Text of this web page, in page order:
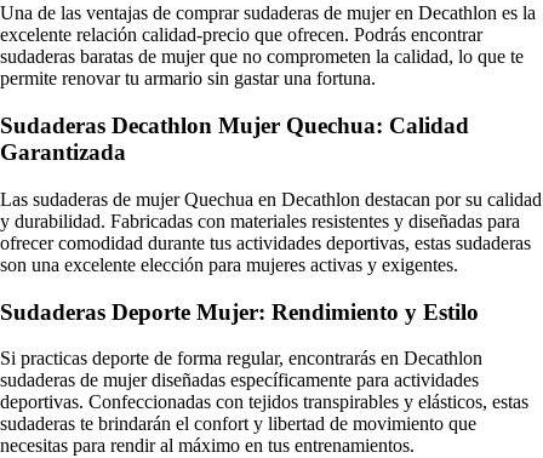
Una de las ventajas de comprar sudaderas de mujer en Decathlon es la
excelente relación calidad-precio que ofrecen. Podrás encontrar
sudaderas baratas de mujer que no comprometen la calidad, lo que te
permite renovar tu armario sin gastar una fortuna.
Sudaderas Decathlon Mujer Quechua: Calidad
Garantizada
Las sudaderas de mujer Quechua en Decathlon destacan por su calidad
y durabilidad. Fabricadas con materiales resistentes y diseñadas para
ofrecer comodidad durante tus actividades deportivas, estas sudaderas
son una excelente elección para mujeres activas y exigentes.
Sudaderas Deporte Mujer: Rendimiento y Estilo
Si practicas deporte de forma regular, encontrarás en Decathlon
sudaderas de mujer diseñadas específicamente para actividades
deportivas. Confeccionadas con tejidos transpirables y elásticos, estas
sudaderas te brindarán el confort y libertad de movimiento que
necesitas para rendir al máximo en tus entrenamientos.